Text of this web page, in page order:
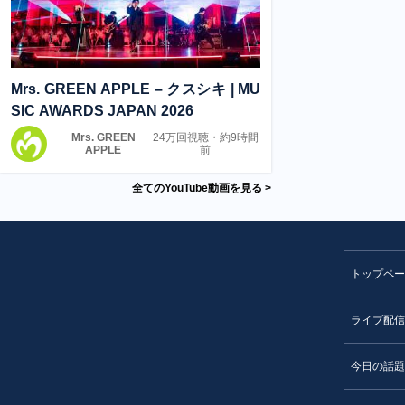
Mrs. GREEN APPLE – クスシキ | MU
SIC AWARDS JAPAN 2026
Mrs. GREEN
APPLE
24万回視聴・ 約9時間
前
全てのYouTube動画を見る >
トップペ
ライブ配信
今日の話